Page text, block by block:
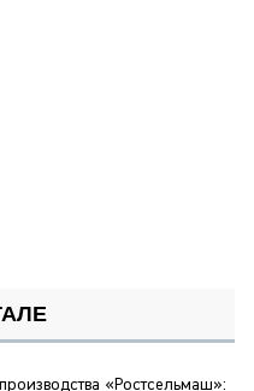
«Ростсельмаш»: